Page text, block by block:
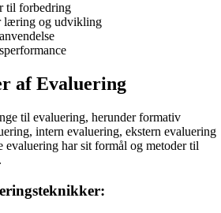
til forbedring
læring og udvikling
af Evaluering
til evaluering, herunder formativ
intern evaluering, ekstern evaluering
evaluering har sit formål og metoder til